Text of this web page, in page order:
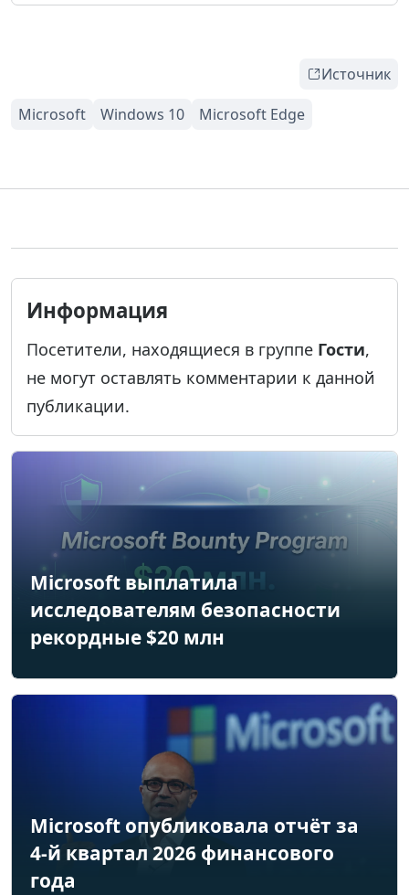
Источник
Информация
Посетители, находящиеся в группе Гости,
не могут оставлять комментарии к данной
публикации.
Microsoft выплатила
исследователям безопасности
рекордные $20 млн
Microsoft опубликовала отчёт за
4-й квартал 2026 финансового
года